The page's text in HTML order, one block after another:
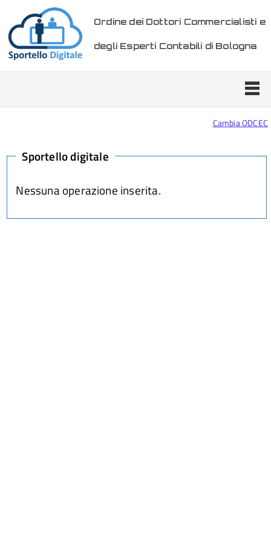
Ordine dei Dottori Commercialisti e
degli Esperti Contabili di Bologna
Cambia ODCEC
Sportello digitale
Nessuna operazione inserita.